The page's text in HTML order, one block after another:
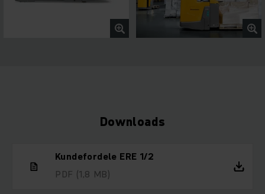
Downloads
Kundefordele ERE 1/2
PDF (1,8 MB)